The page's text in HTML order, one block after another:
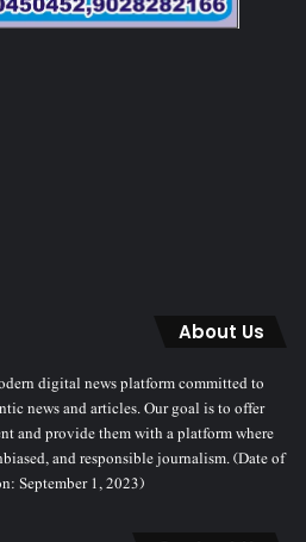
About Us
digital news platform committed to
news and articles. Our goal is to offer
and provide them with a platform where
and responsible journalism. (Date of
September 1, 2023)